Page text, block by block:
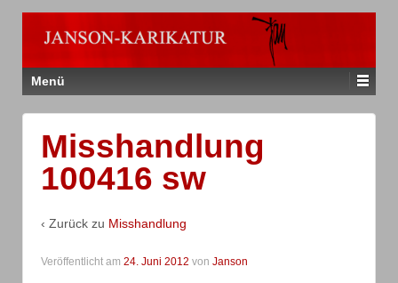
Menü
Misshandlung
100416 sw
‹ Zurück zu Misshandlung
Veröffentlicht am 24. Juni 2012 von Janson